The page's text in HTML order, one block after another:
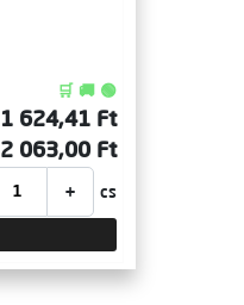
🛒 🚚 🟢
1 624,41 Ft
2 063,00 Ft
+ cs